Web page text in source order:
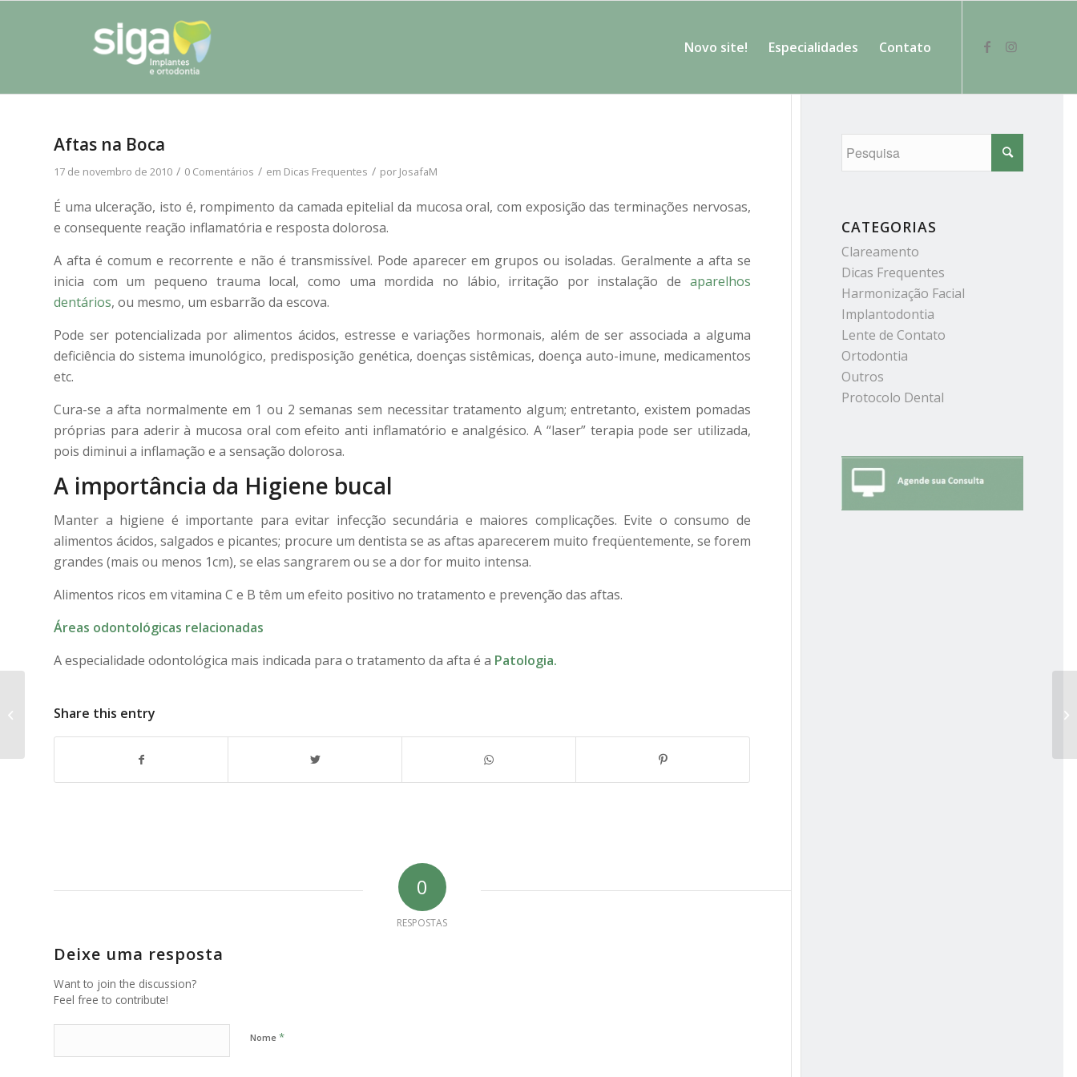
Novo site! Especialidades Contato
Aftas na Boca
17 de novembro de 2010 / 0 Comentários / em Dicas Frequentes / por JosafaM
É uma ulceração, isto é, rompimento da camada epitelial da mucosa oral, com exposição das terminações nervosas,
e consequente reação inflamatória e resposta dolorosa.
A afta é comum e recorrente e não é transmissível. Pode aparecer em grupos ou isoladas. Geralmente a afta se
inicia com um pequeno trauma local, como uma mordida no lábio, irritação por instalação de aparelhos
dentários, ou mesmo, um esbarrão da escova.
Pode ser potencializada por alimentos ácidos, estresse e variações hormonais, além de ser associada a alguma
deficiência do sistema imunológico, predisposição genética, doenças sistêmicas, doença auto-imune, medicamentos
etc.
Cura-se a afta normalmente em 1 ou 2 semanas sem necessitar tratamento algum; entretanto, existem pomadas
próprias para aderir à mucosa oral com efeito anti inflamatório e analgésico. A “laser” terapia pode ser utilizada,
pois diminui a inflamação e a sensação dolorosa.
A importância da Higiene bucal
Manter a higiene é importante para evitar infecção secundária e maiores complicações. Evite o consumo de
alimentos ácidos, salgados e picantes; procure um dentista se as aftas aparecerem muito freqüentemente, se forem
grandes (mais ou menos 1cm), se elas sangrarem ou se a dor for muito intensa.
Alimentos ricos em vitamina C e B têm um efeito positivo no tratamento e prevenção das aftas.
Áreas odontológicas relacionadas
A especialidade odontológica mais indicada para o tratamento da afta é a Patologia.
Share this entry
0
RESPOSTAS
Deixe uma resposta
Want to join the discussion?
Feel free to contribute!
Nome *
CATEGORIAS
Clareamento
Dicas Frequentes
Harmonização Facial
Implantodontia
Lente de Contato
Ortodontia
Outros
Protocolo Dental
Herpes simples